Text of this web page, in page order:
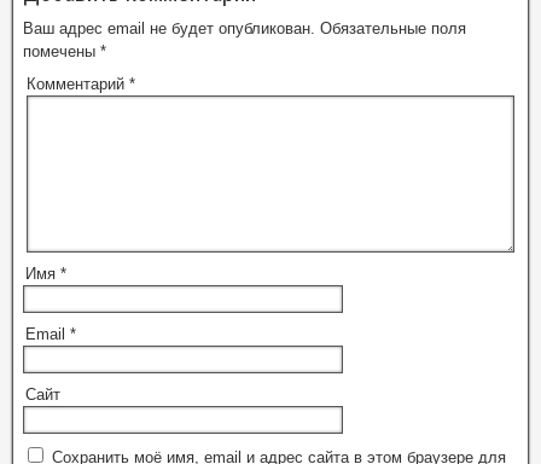
Ваш адрес email не будет опубликован. Обязательные поля
помечены *
Комментарий *
Имя *
Email *
Сайт
Сохранить моё имя, email и адрес сайта в этом браузере для